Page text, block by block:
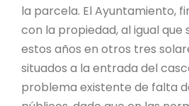
la parcela. El Ayuntamiento,
con la propiedad, al igual que
estos años en otros tres
situados a la entrada del
problema existente de falta